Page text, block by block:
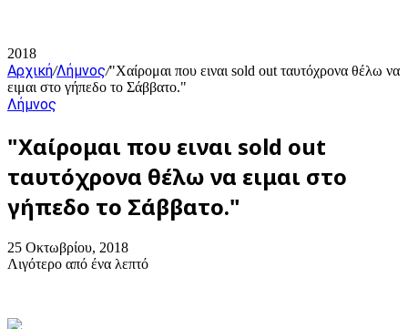
2018
Αρχική/Λήμνος/"Χαίρομαι που ειναι sold out ταυτόχρονα θέλω να
ειμαι στο γήπεδο το Σάββατο."
Λήμνος
"Χαίρομαι που ειναι sold out
ταυτόχρονα θέλω να ειμαι στο
γήπεδο το Σάββατο."
25 Οκτωβρίου, 2018
Λιγότερο από ένα λεπτό